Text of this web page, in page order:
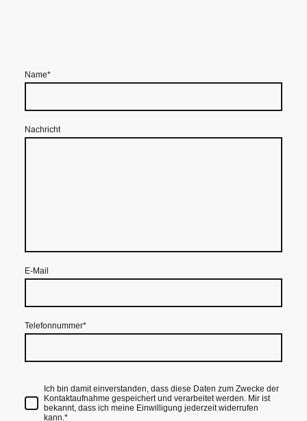
Name*
Nachricht
E-Mail
Telefonnummer*
Ich bin damit einverstanden, dass diese Daten zum Zwecke der
Kontaktaufnahme gespeichert und verarbeitet werden. Mir ist
bekannt, dass ich meine Einwilligung jederzeit widerrufen
kann.*